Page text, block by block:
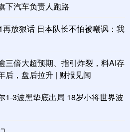
下汽车负责人跑路
放狠话 日本队长不怕被嘲讽：我
三倍大超预期、指引炸裂，料AI存
后，盘后拉升 | 财报见闻
1-3波黑垫底出局 18岁小将世界波